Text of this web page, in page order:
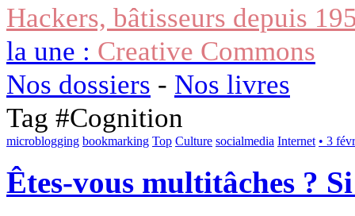
Hackers, bâtisseurs depuis
la une : Creative Commons
Nos dossiers - Nos livres
Tag #Cognition
microblogging bookmarking Top Culture socialmedia Internet • 3
Êtes-vous multitâches ?